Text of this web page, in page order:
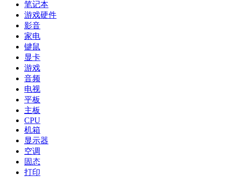
笔记本
游戏硬件
影音
家电
键鼠
显卡
游戏
音频
电视
平板
主板
CPU
机箱
显示器
空调
固态
打印